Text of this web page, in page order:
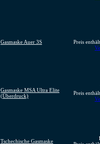
Gasmaske Auer 3S
Preis
Gasmaske MSA Ultra Elite
(Überdruck)
Preis
Tschechische Gasmaske